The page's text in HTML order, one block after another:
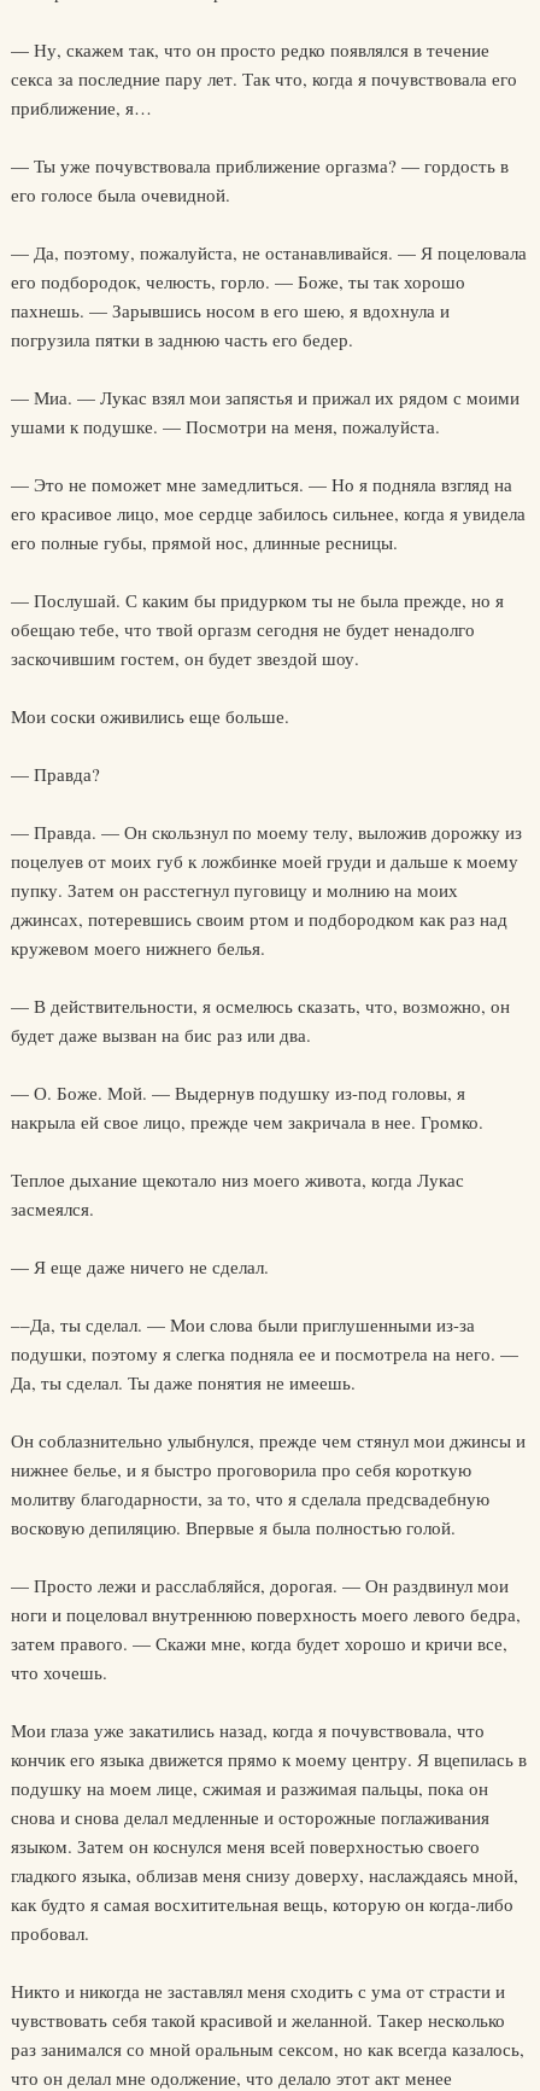
— Ну, скажем так, что он просто редко появлялся в течение
секса за последние пару лет. Так что, когда я почувствовала его
приближение, я…
— Ты уже почувствовала приближение оргазма? — гордость в
его голосе была очевидной.
— Да, поэтому, пожалуйста, не останавливайся. — Я поцеловала
его подбородок, челюсть, горло. — Боже, ты так хорошо
пахнешь. — Зарывшись носом в его шею, я вдохнула и
погрузила пятки в заднюю часть его бедер.
— Миа. — Лукас взял мои запястья и прижал их рядом с моими
ушами к подушке. — Посмотри на меня, пожалуйста.
— Это не поможет мне замедлиться. — Но я подняла взгляд на
его красивое лицо, мое сердце забилось сильнее, когда я увидела
его полные губы, прямой нос, длинные ресницы.
— Послушай. С каким бы придурком ты не была прежде, но я
обещаю тебе, что твой оргазм сегодня не будет ненадолго
заскочившим гостем, он будет звездой шоу.
Мои соски оживились еще больше.
— Правда?
— Правда. — Он скользнул по моему телу, выложив дорожку из
поцелуев от моих губ к ложбинке моей груди и дальше к моему
пупку. Затем он расстегнул пуговицу и молнию на моих
джинсах, потеревшись своим ртом и подбородком как раз над
кружевом моего нижнего белья.
— В действительности, я осмелюсь сказать, что, возможно, он
будет даже вызван на бис раз или два.
— О. Боже. Мой. — Выдернув подушку из-под головы, я
накрыла ей свое лицо, прежде чем закричала в нее. Громко.
Теплое дыхание щекотало низ моего живота, когда Лукас
засмеялся.
— Я еще даже ничего не сделал.
––Да, ты сделал. — Мои слова были приглушенными из-за
подушки, поэтому я слегка подняла ее и посмотрела на него. —
Да, ты сделал. Ты даже понятия не имеешь.
Он соблазнительно улыбнулся, прежде чем стянул мои джинсы и
нижнее белье, и я быстро проговорила про себя короткую
молитву благодарности, за то, что я сделала предсвадебную
восковую депиляцию. Впервые я была полностью голой.
— Просто лежи и расслабляйся, дорогая. — Он раздвинул мои
ноги и поцеловал внутреннюю поверхность моего левого бедра,
затем правого. — Скажи мне, когда будет хорошо и кричи все,
что хочешь.
Мои глаза уже закатились назад, когда я почувствовала, что
кончик его языка движется прямо к моему центру. Я вцепилась в
подушку на моем лице, сжимая и разжимая пальцы, пока он
снова и снова делал медленные и осторожные поглаживания
языком. Затем он коснулся меня всей поверхностью своего
гладкого языка, облизав меня снизу доверху, наслаждаясь мной,
как будто я самая восхитительная вещь, которую он когда-либо
пробовал.
Никто и никогда не заставлял меня сходить с ума от страсти и
чувствовать себя такой красивой и желанной. Такер несколько
раз занимался со мной оральным сексом, но как всегда казалось,
что он делал мне одолжение, что делало этот акт менее